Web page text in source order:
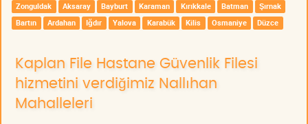
Zonguldak
Aksaray Bayburt Karaman Kırıkkale Batman
Şırnak
Bartın
Ardahan Iğdır Yalova Karabük Kilis Osmaniye Düzce
Kaplan File Hastane Güvenlik Filesi
hizmetini verdiğimiz Nallıhan
Mahalleleri